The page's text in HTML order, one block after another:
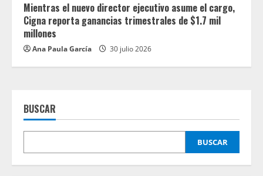
Mientras el nuevo director ejecutivo asume el cargo,
Cigna reporta ganancias trimestrales de $1.7 mil
millones
Ana Paula García 30 julio 2026
BUSCAR
BUSCAR